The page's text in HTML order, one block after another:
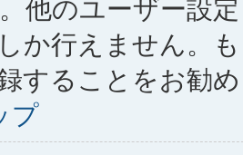
他のユーザー設
か行えません。
することをお勧
プ